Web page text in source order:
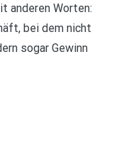
anderen Worten:
bei dem nicht
sogar Gewinn